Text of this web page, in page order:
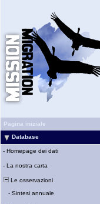
Pagina iniziale
Database
- Homepage dei dati
- La nostra carta
Le osservazioni
- Sintesi annuale